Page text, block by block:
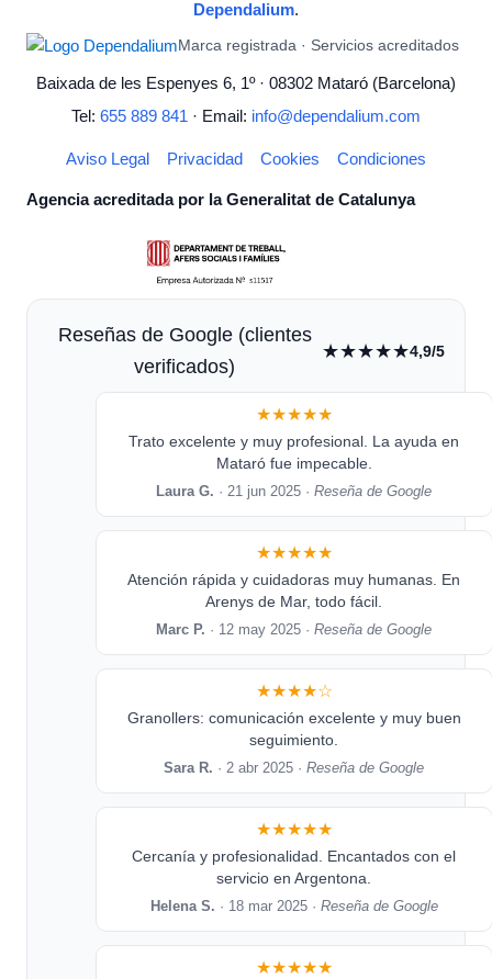
Dependalium.
Marca registrada · Servicios acreditados
Baixada de les Espenyes 6, 1º · 08302 Mataró (Barcelona)
Tel: 655 889 841 · Email: info@dependalium.com
Aviso Legal Privacidad Cookies Condiciones
Agencia acreditada por la Generalitat de Catalunya
Reseñas de Google (clientes
verificados)
★★★★★4,9/5
★★★★★
Trato excelente y muy profesional. La ayuda en
Mataró fue impecable.
Laura G. · 21 jun 2025 ·Reseña de Google
★★★★★
Atención rápida y cuidadoras muy humanas. En
Arenys de Mar, todo fácil.
Marc P. · 12 may 2025 ·Reseña de Google
★★★★☆
Granollers: comunicación excelente y muy buen
seguimiento.
Sara R. · 2 abr 2025 ·Reseña de Google
★★★★★
Cercanía y profesionalidad. Encantados con el
servicio en Argentona.
Helena S. · 18 mar 2025 · Reseña de Google
★★★★★